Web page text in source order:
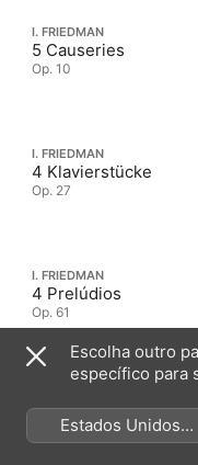
I. FRIEDMAN
5 Causeries
Op. 10
I. FRIEDMAN
4 Klavierstücke
Op. 27
I. FRIEDMAN
4 Prelúdios
Op. 61
Escolha outro
específico para
Estados Unidos
(Português